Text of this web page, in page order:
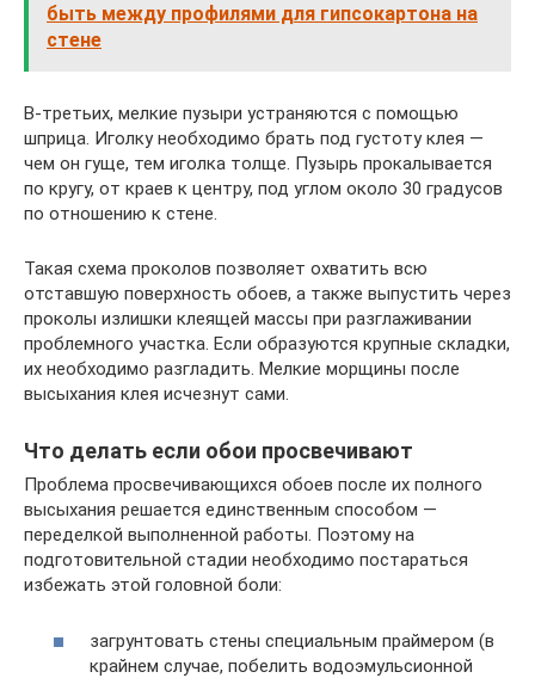
быть между профилями для гипсокартона на
стене
В-третьих, мелкие пузыри устраняются с помощью
шприца. Иголку необходимо брать под густоту клея —
чем он гуще, тем иголка толще. Пузырь прокалывается
по кругу, от краев к центру, под углом около 30 градусов
по отношению к стене.
Такая схема проколов позволяет охватить всю
отставшую поверхность обоев, а также выпустить через
проколы излишки клеящей массы при разглаживании
проблемного участка. Если образуются крупные складки,
их необходимо разгладить. Мелкие морщины после
высыхания клея исчезнут сами.
Что делать если обои просвечивают
Проблема просвечивающихся обоев после их полного
высыхания решается единственным способом —
переделкой выполненной работы. Поэтому на
подготовительной стадии необходимо постараться
избежать этой головной боли:
загрунтовать стены специальным праймером (в
крайнем случае, побелить водоэмульсионной